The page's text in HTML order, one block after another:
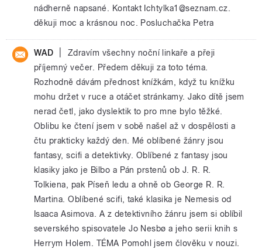
nádherně napsané. Kontakt Ichtylka1@seznam.cz.
děkuji moc a krásnou noc. Posluchačka Petra
WAD
Zdravím všechny noční linkaře a přeji
příjemný večer. Předem děkuji za toto téma.
Rozhodně dávám přednost knížkám, když tu knížku
mohu držet v ruce a otáčet stránkamy. Jako dítě jsem
nerad četl, jako dyslektik to pro mne bylo těžké.
Oblibu ke čtení jsem v sobě našel až v dospělosti a
čtu prakticky každý den. Mé oblíbené žánry jsou
fantasy, scifi a detektivky. Oblíbené z fantasy jsou
klasiky jako je Bilbo a Pán prstenů ob J. R. R.
Tolkiena, pak Píseň ledu a ohně ob George R. R.
Martina. Oblíbené scifi, také klasika je Nemesis od
Isaaca Asimova. A z detektivního žánru jsem si oblíbil
severského spisovatele Jo Nesbø a jeho serii knih s
Herrym Holem. TÉMA Pomohl jsem člověku v nouzi.